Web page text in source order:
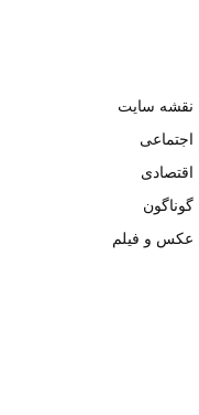
نقشه سایت
اجتماعی
اقتصادی
گوناگون
عکس و فیلم